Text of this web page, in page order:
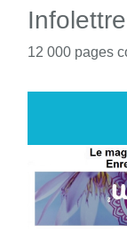
Infolettre
12 000 pages